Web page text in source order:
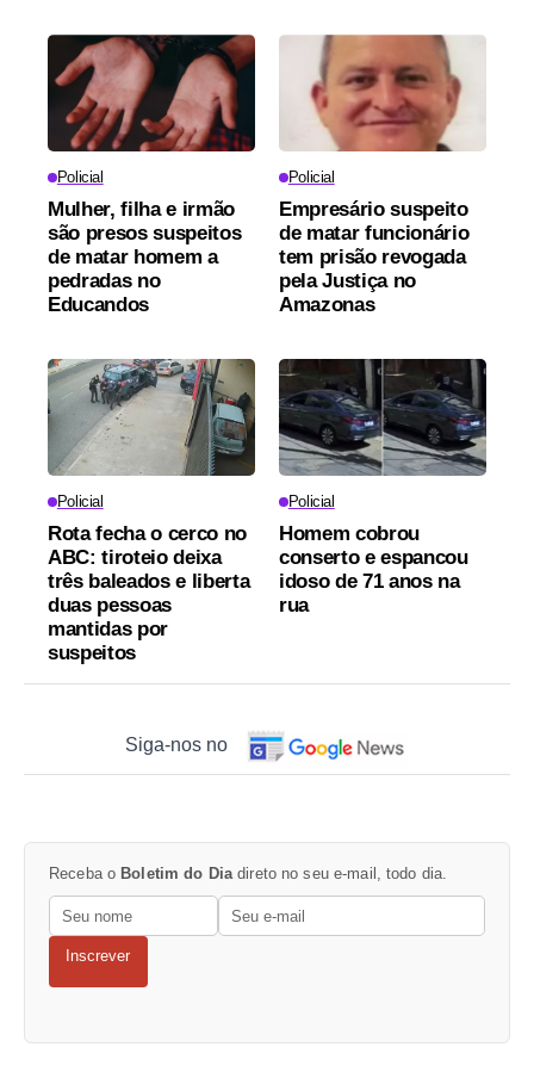
Policial
Mulher, filha e irmão
são presos suspeitos
de matar homem a
pedradas no
Educandos
Policial
Empresário suspeito
de matar funcionário
tem prisão revogada
pela Justiça no
Amazonas
Policial
Rota fecha o cerco no
ABC: tiroteio deixa
três baleados e liberta
duas pessoas
mantidas por
suspeitos
Policial
Homem cobrou
conserto e espancou
idoso de 71 anos na
rua
Siga-nos no
Receba o Boletim do Dia direto no seu e-mail, todo dia.
Inscrever